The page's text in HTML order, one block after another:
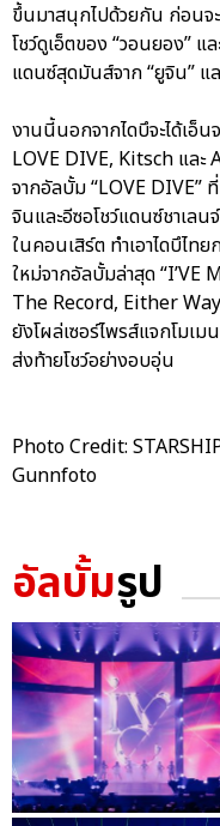
ขึ้นมาสนุกไปด้วยกัน ก่อน
โชว์ดูเอ็ตของ “วอนยอง” แ
แดนซ์สุดมันส์จาก “ยูจิน” แ
งานนี้นอกจากไดบึจะได้เอ็
LOVE DIVE, Kitsch และ
จากอัลบั้ม “LOVE DIVE”
จินและอีซอโชว์แดนซ์ชาเล
ในคอนเสิร์ต ทำเอาไดบึไท
ใหม่จากอัลบั้มล่าสุด
The Record, Either
ยังโผล่เซอร์ไพรส์แจกโมเ
ส่งท้ายโชว์อย่างอบอุ่น
Photo Credit:
Gunnfoto
อัลบั้มรูป